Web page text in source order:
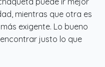
mientras que otra es
exigente. Lo bueno
justo lo que